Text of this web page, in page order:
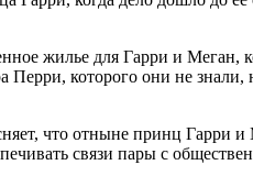
жилье для Гарри и Меган,
Перри, которого они не
что отныне принц Гарри
связи пары с